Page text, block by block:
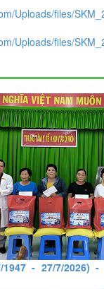
Uploads/files/
Uploads/files/
1947 - 27/7/2026)